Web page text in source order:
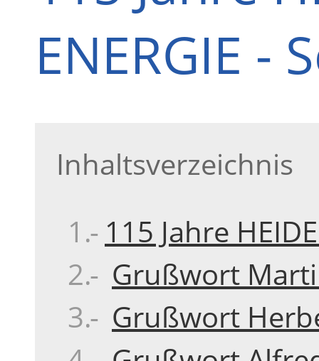
ENERGIE -
Inhaltsverzeichnis
115 Jahre
Grußwort
Grußwort